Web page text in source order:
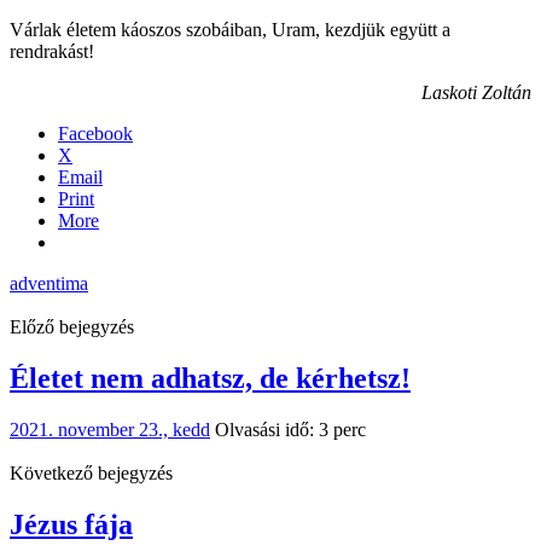
Várlak életem káoszos szobáiban, Uram, kezdjük együtt a
rendrakást!
Laskoti Zoltán
Facebook
X
Email
Print
More
adventima
Előző bejegyzés
Életet nem adhatsz, de kérhetsz!
2021. november 23., kedd Olvasási idő: 3 perc
Következő bejegyzés
Jézus fája